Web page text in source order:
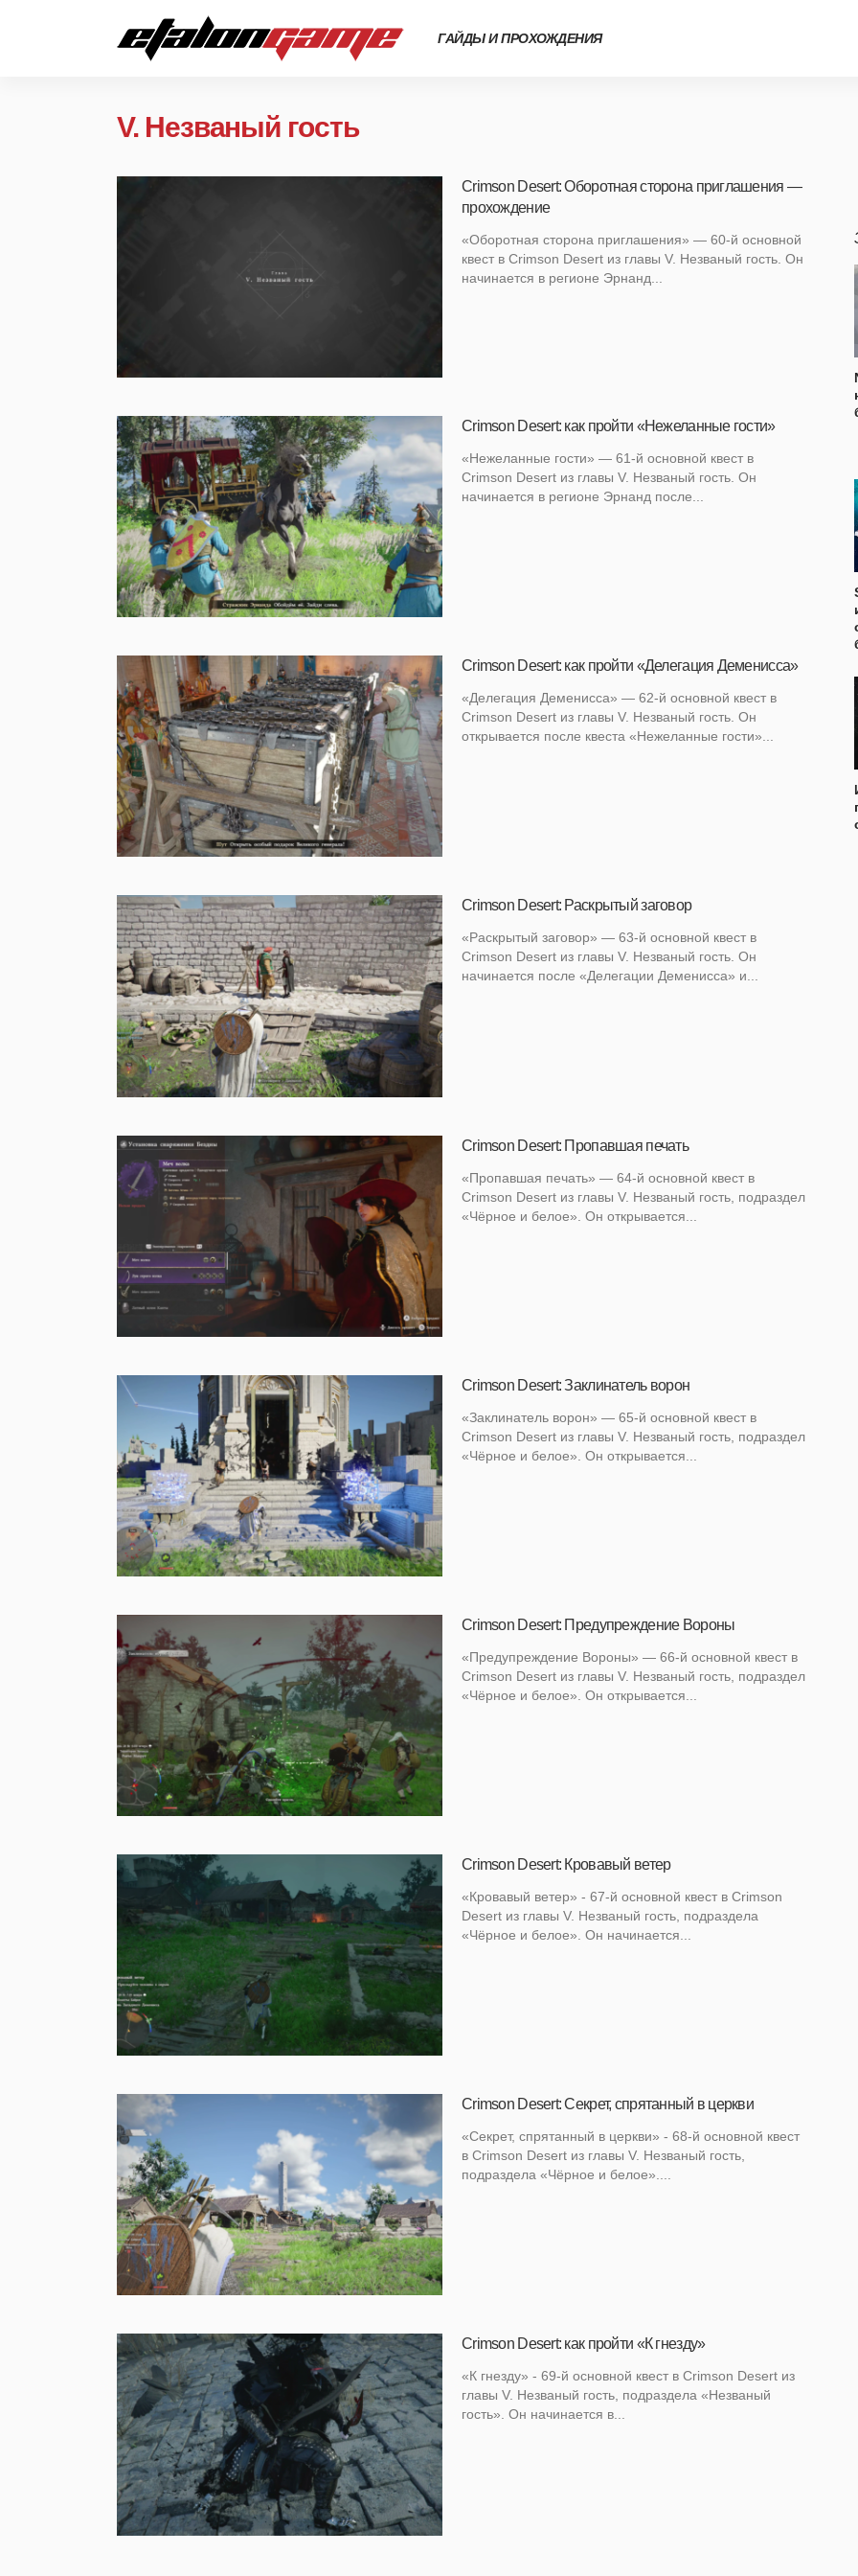
ГАЙДЫ И ПРОХОЖДЕНИЯ
V. Незваный гость
Crimson Desert: Оборотная сторона приглашения —
прохождение
«Оборотная сторона приглашения» — 60-й основной
квест в Crimson Desert из главы V. Незваный гость. Он
начинается в регионе Эрнанд...
Crimson Desert: как пройти «Нежеланные гости»
«Нежеланные гости» — 61-й основной квест в
Crimson Desert из главы V. Незваный гость. Он
начинается в регионе Эрнанд после...
Crimson Desert: как пройти «Делегация Деменисса»
«Делегация Деменисса» — 62-й основной квест в
Crimson Desert из главы V. Незваный гость. Он
открывается после квеста «Нежеланные гости»...
Crimson Desert: Раскрытый заговор
«Раскрытый заговор» — 63-й основной квест в
Crimson Desert из главы V. Незваный гость. Он
начинается после «Делегации Деменисса» и...
Crimson Desert: Пропавшая печать
«Пропавшая печать» — 64-й основной квест в
Crimson Desert из главы V. Незваный гость, подраздел
«Чёрное и белое». Он открывается...
Crimson Desert: Заклинатель ворон
«Заклинатель ворон» — 65-й основной квест в
Crimson Desert из главы V. Незваный гость, подраздел
«Чёрное и белое». Он открывается...
Crimson Desert: Предупреждение Вороны
«Предупреждение Вороны» — 66-й основной квест в
Crimson Desert из главы V. Незваный гость, подраздел
«Чёрное и белое». Он открывается...
Crimson Desert: Кровавый ветер
«Кровавый ветер» - 67-й основной квест в Crimson
Desert из главы V. Незваный гость, подраздела
«Чёрное и белое». Он начинается...
Crimson Desert: Секрет, спрятанный в церкви
«Секрет, спрятанный в церкви» - 68-й основной квест
в Crimson Desert из главы V. Незваный гость,
подраздела «Чёрное и белое»....
Crimson Desert: как пройти «К гнезду»
«К гнезду» - 69-й основной квест в Crimson Desert из
главы V. Незваный гость, подраздела «Незваный
гость». Он начинается в...